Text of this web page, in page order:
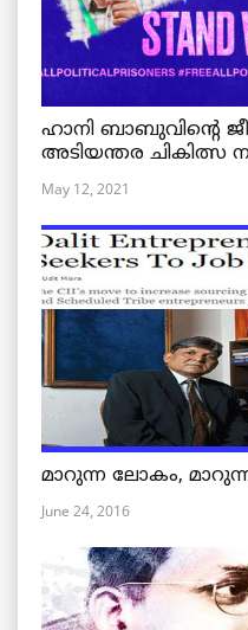
ഹാനി ബാബുവിന്റെ
അടിയന്തര
May 12, 2021
മാറുന്ന ലോകം,
June 24, 2016